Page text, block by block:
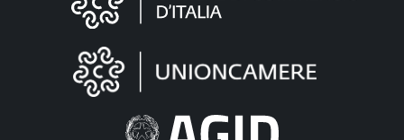
"Fattura
Elettronica"